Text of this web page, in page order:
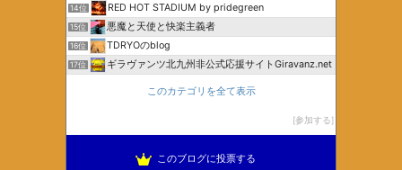
14位 RED HOT STADIUM by pridegreen
15位 悪魔と天使と快楽主義者
16位 TDRYOのblog
17位 ギラヴァンツ北九州非公式応援サイトGiravanz.net
このカテゴリを全て表示
参加する
このブログに投票する